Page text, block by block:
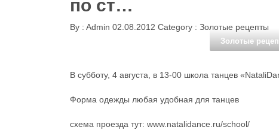
по ст…
By : Admin 02.08.2012 Category : Золотые рецепты
Золотые
В субботу, 4 августа, в 13-00 школа танцев
Форма одежды любая удобная для танцев
схема проезда тут: www.natalidance.ru/school/